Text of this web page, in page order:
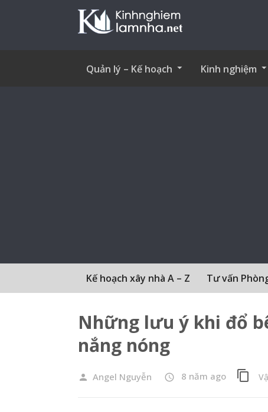
Quản lý – Kế hoạch Kinh nghiệm
Kế hoạch xây nhà A – Z Tư vấn
Những lưu ý khi đổ
nắng nóng
person Angel Nguyễn access_time 8 năm ago content_copy